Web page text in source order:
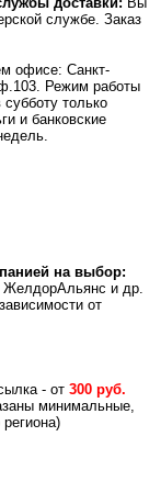
службе. Заказ
офисе: Санкт-
Режим работы
только
и банковские
на выбор:
и др.
от
- от 300 руб.
минимальные,